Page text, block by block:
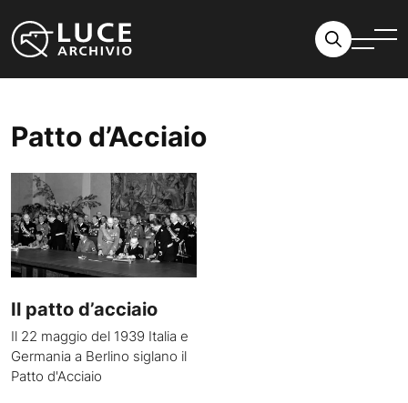
Patto d’Acciaio
Il patto d’acciaio
Il 22 maggio del 1939 Italia e
Germania a Berlino siglano il
Patto d'Acciaio